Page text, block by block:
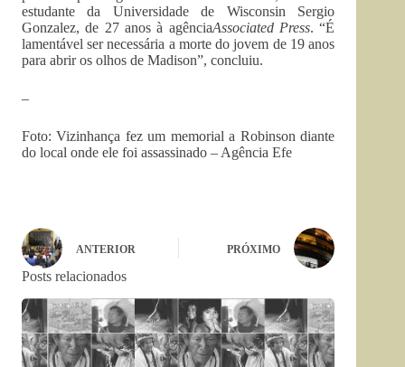
estudante da Universidade de Wisconsin Sergio
Gonzalez, de 27 anos à agênciaAssociated Press. “É
lamentável ser necessária a morte do jovem de 19 anos
para abrir os olhos de Madison”, concluiu.
–
Foto: Vizinhança fez um memorial a Robinson diante
do local onde ele foi assassinado – Agência Efe
ANTERIOR PRÓXIMO
Posts relacionados